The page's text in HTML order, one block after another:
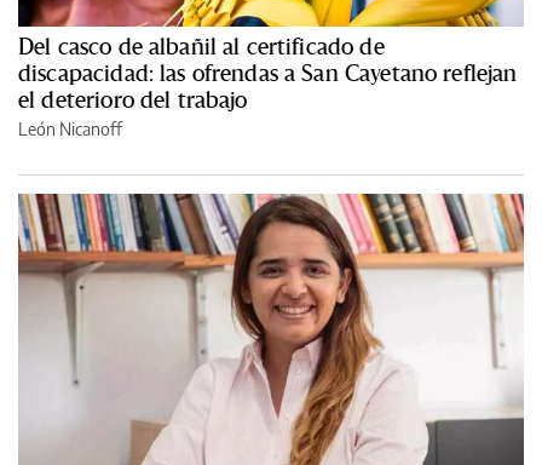
Del casco de albañil al certificado de
discapacidad: las ofrendas a San Cayetano reflejan
el deterioro del trabajo
León Nicanoff